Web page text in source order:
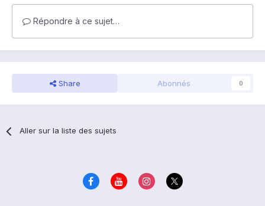
Répondre à ce sujet…
Share Abonnés 0
Aller sur la liste des sujets